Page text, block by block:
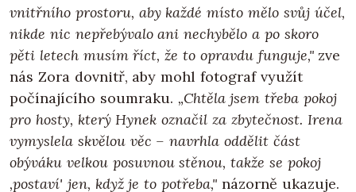
vnitřního prostoru, aby každé místo mělo svůj účel,
nikde nic nepřebývalo ani nechybělo a po skoro
pěti letech musím říct, že to opravdu funguje,"zve
nás Zora dovnitř, aby mohl fotograf využít
počínajícího soumraku. „Chtěla jsem třeba pokoj
pro hosty, který Hynek označil za zbytečnost. Irena
vymyslela skvělou věc – navrhla oddělit část
obýváku velkou posuvnou stěnou, takže se pokoj
‚postaví' jen, když je to potřeba," názorně ukazuje.